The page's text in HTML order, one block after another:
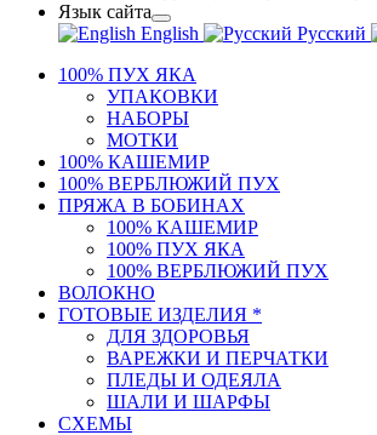
Язык сайта
English
Русский
100% ПУХ ЯКА
УПАКОВКИ
НАБОРЫ
МОТКИ
100% КАШЕМИР
100% ВЕРБЛЮЖИЙ ПУХ
ПРЯЖА В БОБИНАХ
100% КАШЕМИР
100% ПУХ ЯКА
100% ВЕРБЛЮЖИЙ ПУХ
ВОЛОКНО
ГОТОВЫЕ ИЗДЕЛИЯ *
ДЛЯ ЗДОРОВЬЯ
ВАРЕЖКИ И ПЕРЧАТКИ
ПЛЕДЫ И ОДЕЯЛА
ШАЛИ И ШАРФЫ
СХЕМЫ